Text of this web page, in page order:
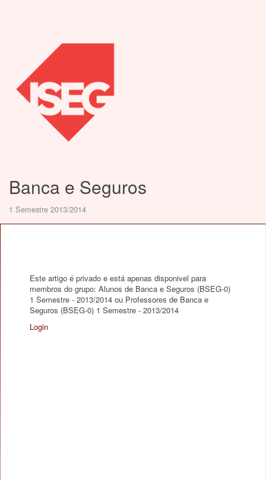
Banca e Seguros
1 Semestre 2013/2014
Este artigo é privado e está apenas disponivel para
membros do grupo: Alunos de Banca e Seguros (BSEG-0)
1 Semestre - 2013/2014 ou Professores de Banca e
Seguros (BSEG-0) 1 Semestre - 2013/2014
Login